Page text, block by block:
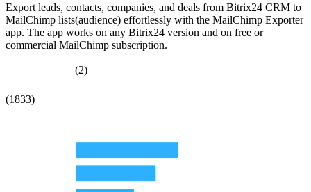
Export leads, contacts, companies, and deals from Bitrix24 CRM to
MailChimp lists(audience) effortlessly with the MailChimp Exporter
app. The app works on any Bitrix24 version and on free or
commercial MailChimp subscription.
(2)
(1833)